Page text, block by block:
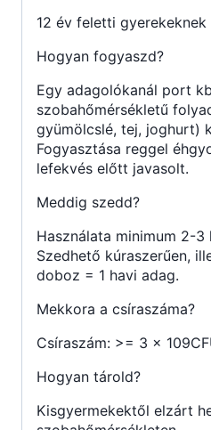
12 év feletti gyerekeknek
Hogyan fogyaszd?
Egy adagolókanál port
szobahőmérsékletű
gyümölcslé, tej, joghurt)
Fogyasztása reggel
lefekvés előtt javasolt.
Meddig szedd?
Használata minimum 2-3
Szedhető kúraszerűen,
doboz = 1 havi adag.
Mekkora a csíraszáma?
Csíraszám: >= 3 x
Hogyan tárold?
Kisgyermekektől elzárt